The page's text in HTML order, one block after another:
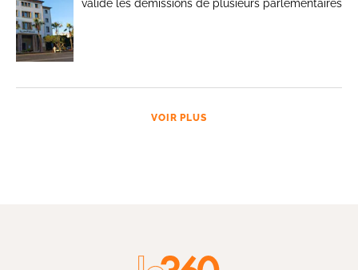
valide les démissions de plusieurs parlementaires
VOIR PLUS